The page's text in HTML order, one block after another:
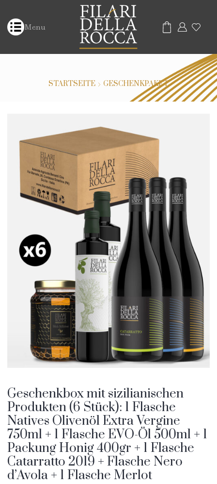
Menu
STARTSEITE GESCHENKPAKET
Geschenkbox mit sizilianischen
Produkten (6 Stück): 1 Flasche
Natives Olivenöl Extra Vergine
750ml + 1 Flasche EVO-Öl 500ml + 1
Packung Honig 400gr + 1 Flasche
Catarratto 2019 + Flasche Nero
d’Avola + 1 Flasche Merlot